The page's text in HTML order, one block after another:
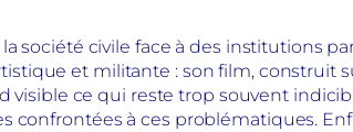
société civile face à des institutions
et militante : son film, construit
visible ce qui reste trop souvent
confrontées à ces problématiques.